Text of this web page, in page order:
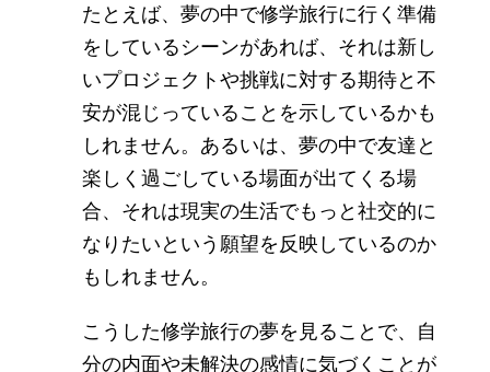
たとえば、夢の中で修学旅行に行く準備
をしているシーンがあれば、それは新し
いプロジェクトや挑戦に対する期待と不
安が混じっていることを示しているかも
しれません。あるいは、夢の中で友達と
楽しく過ごしている場面が出てくる場
合、それは現実の生活でもっと社交的に
なりたいという願望を反映しているのか
もしれません。
こうした修学旅行の夢を見ることで、自
分の内面や未解決の感情に気づくことが